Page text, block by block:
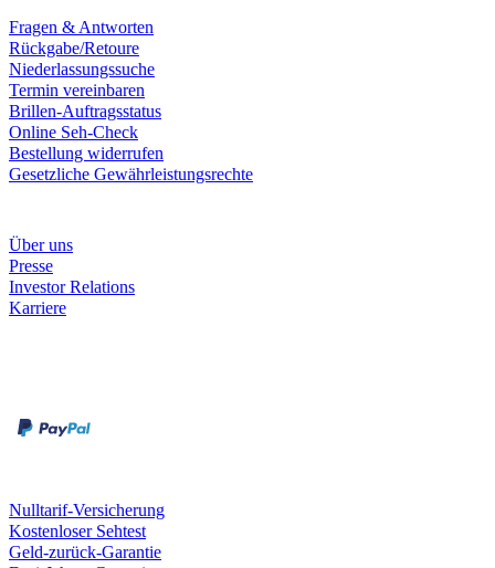
Fragen & Antworten
Rückgabe/Retoure
Niederlassungssuche
Termin vereinbaren
Brillen-Auftragsstatus
Online Seh-Check
Bestellung widerrufen
Gesetzliche Gewährleistungsrechte
Über uns
Presse
Investor Relations
Karriere
Nulltarif-Versicherung
Kostenloser Sehtest
Geld-zurück-Garantie